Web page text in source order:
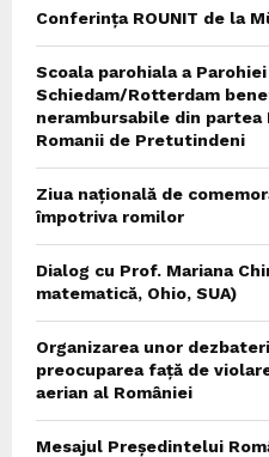
Conferința ROUNIT de la
Scoala parohiala a
Schiedam/Rotterdam
nerambursabile din
Romanii de Pretutindeni
Ziua națională de
împotriva romilor
Dialog cu Prof. Mariana
matematică, Ohio, SUA)
Organizarea unor
preocuparea față de
aerian al României
Mesajul Președintelui